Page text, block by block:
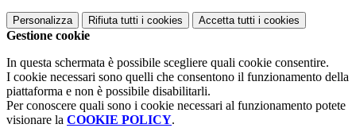
Personalizza Rifiuta tutti i cookies Accetta tutti i cookies
Gestione cookie
In questa schermata è possibile scegliere quali cookie consentire.
I cookie necessari sono quelli che consentono il funzionamento della
piattaforma e non è possibile disabilitarli.
Per conoscere quali sono i cookie necessari al funzionamento potete
visionare la COOKIE POLICY.